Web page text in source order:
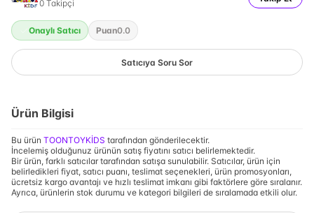
0 Takipçi
Onaylı Satıcı Puan0.0
Satıcıya Soru Sor
Ürün Bilgisi
Bu ürün TOONTOYKİDS tarafından gönderilecektir.
İncelemiş olduğunuz ürünün satış fiyatını satıcı belirlemektedir.
Bir ürün, farklı satıcılar tarafından satışa sunulabilir. Satıcılar, ürün için
belirledikleri fiyat, satıcı puanı, teslimat seçenekleri, ürün promosyonları,
ücretsiz kargo avantajı ve hızlı teslimat imkanı gibi faktörlere göre sıralanır.
Ayrıca, ürünlerin stok durumu ve kategori bilgileri de sıralamada etkili olur.